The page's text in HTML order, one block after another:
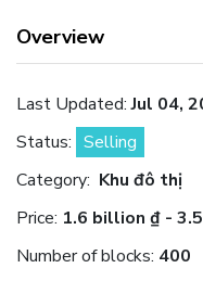
Overview
Last Updated:Jul 04,
Status: Selling
Category: Khu đô thị
Price: 1.6 billion ₫ -
Number of blocks: 400